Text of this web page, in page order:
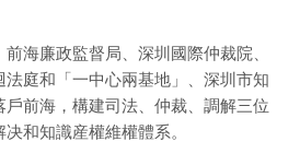
海廉政監督局、深圳國際仲裁院、
庭和「一中心兩基地」、深圳市知
前海，構建司法、仲裁、調解三位
和知識産權維權體系。